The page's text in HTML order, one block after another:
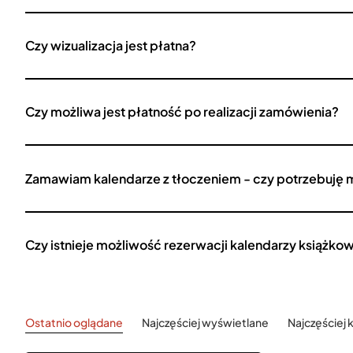
Czy wizualizacja jest płatna?
Czy możliwa jest płatność po realizacji zamówienia?
Zamawiam kalendarze z tłoczeniem - czy potrzebuję
Czy istnieje możliwość rezerwacji kalendarzy
Ostatnio oglądane Najczęściej wyświetlane Najczęściej